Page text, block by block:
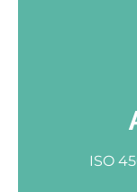
ISO